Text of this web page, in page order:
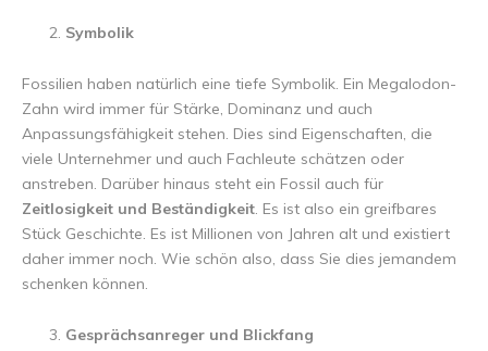
Symbolik
Fossilien haben natürlich eine tiefe Symbolik. Ein Megalodon-
Zahn wird immer für Stärke, Dominanz und auch
Anpassungsfähigkeit stehen. Dies sind Eigenschaften, die
viele Unternehmer und auch Fachleute schätzen oder
anstreben. Darüber hinaus steht ein Fossil auch für
Zeitlosigkeit und Beständigkeit. Es ist also ein greifbares
Stück Geschichte. Es ist Millionen von Jahren alt und existiert
daher immer noch. Wie schön also, dass Sie dies jemandem
schenken können.
Gesprächsanreger und Blickfang